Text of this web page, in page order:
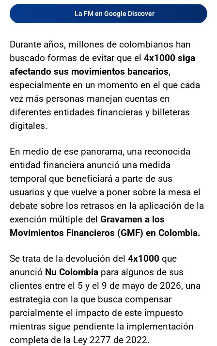
La FM en Google Discover
Durante años, millones de colombianos han
buscado formas de evitar que el 4x1000 siga
afectando sus movimientos bancarios,
especialmente en un momento en el que cada
vez más personas manejan cuentas en
diferentes entidades financieras y billeteras
digitales.
En medio de ese panorama, una reconocida
entidad financiera anunció una medida
temporal que beneficiará a parte de sus
usuarios y que vuelve a poner sobre la mesa el
debate sobre los retrasos en la aplicación de la
exención múltiple del Gravamen a los
Movimientos Financieros (GMF) en Colombia.
Se trata de la devolución del 4x1000 que
anunció Nu Colombia para algunos de sus
clientes entre el 5 y el 9 de mayo de 2026, una
estrategia con la que busca compensar
parcialmente el impacto de este impuesto
mientras sigue pendiente la implementación
completa de la Ley 2277 de 2022.